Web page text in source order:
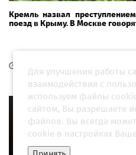
Кремль назвал
поезд в Крыму. В Москве
Для улучшения работы
взаимодействия с
используем файлы
сайтом, Вы разрешаете
файлов. Вы всегда
cookie в настройках